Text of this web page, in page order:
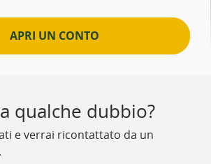
APRI UN CONTO
qualche dubbio?
e verrai ricontattato da un